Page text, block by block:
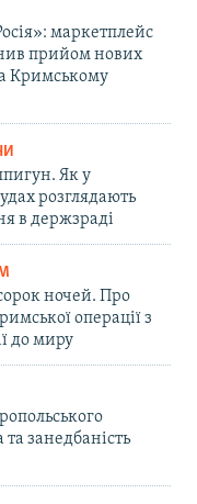
маркетплейс
прийом нових
Кримському
Як у
розглядають
в держзраді
ночей. Про
операції з
до миру
занедбаність